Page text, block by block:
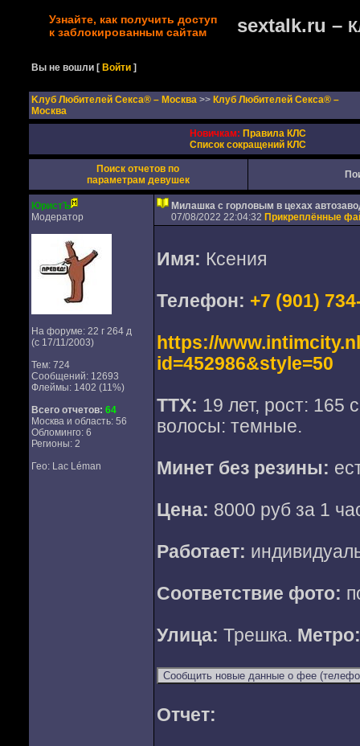
Узнайте, как получить доступ
к заблокированным сайтам
sextalk.ru –
Вы не вошли [Войти ]
Kлуб Любителей Секса® – Москва >> Клуб Любителей Секса® –
Москва
Новичкам: Правила КЛС
Список сокращений КЛС
Поиск отчетов по
параметрам девушек
ЮристЪ
Модератор
На форуме: 22 г 264 д
(с 17/11/2003)
Тем: 724
Сообщений: 12693
Флеймы: 1402 (11%)
Всего отчетов: 64
Москва и область: 56
Обломинго: 6
Регионы: 2
Гео: Lac Léman
Милашка с горловым в цехах
07/08/2022 22:04:32 Прикреплённые
Имя: Ксения
Телефон: +7 (901)
https://
id=452986&style=50
ТТХ: 19 лет, рост: 165
волосы: темные.
Минет без резины:
Цена: 8000 руб за 1
Работает:
Соответствие фото:
Улица: Трешка. Метро:
Отчет: